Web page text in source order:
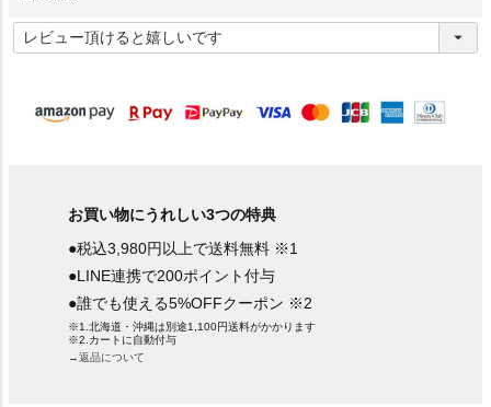
必
須
お買い物にうれしい3つの特典
●税込3,980円以上で送料無料 ※1
●LINE連携で200ポイント付与
●誰でも使える5%OFFクーポン ※2
※1.北海道・沖縄は別途1,100円送料がかかります
※2.カートに自動付与
→返品について